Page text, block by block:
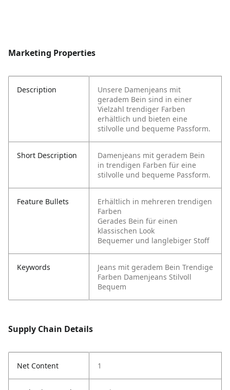
Marketing Properties
Description
Unsere Damenjeans mit
geradem Bein sind in einer
Vielzahl trendiger Farben
erhältlich und bieten eine
stilvolle und bequeme Passform.
Short Description
Damenjeans mit geradem Bein
in trendigen Farben für eine
stilvolle und bequeme Passform.
Feature Bullets
Erhältlich in mehreren trendigen
Farben
Gerades Bein für einen
klassischen Look
Bequemer und langlebiger Stoff
Keywords Jeans mit geradem Bein Trendige
Farben Damenjeans Stilvoll
Bequem
Supply Chain Details
Net Content 1